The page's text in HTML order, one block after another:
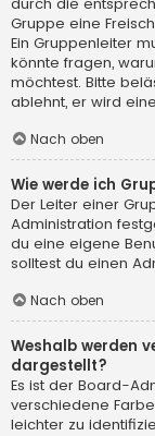
Gruppe eine
Ein Gruppenleiter
könnte fragen,
möchtest. Bitte
ablehnt, er wird
Nach oben
Wie werde ich
Der Leiter einer
Administration
du eine eigene
solltest du einen
Nach oben
Weshalb werden
dargestellt?
Es ist der Board-
verschiedene
leichter zu